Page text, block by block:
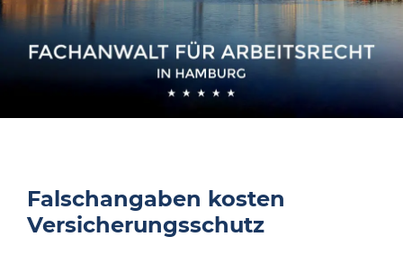
Falschangaben kosten
Versicherungsschutz